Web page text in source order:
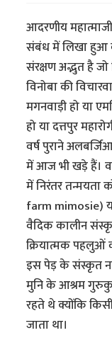
आदरणीय
संबंध में लिखा हुआ
संरक्षण अद्भुत है जो
विनोबा की
मगनवाड़ी हो या
हो या दत्तपुर
वर्ष पुराने
में आज भी खड़े हैं।
में निरंतर तन्मयता
farm mimosie)
वैदिक कालीन
क्रियात्मक पहलुओं
इस पेड़ के संस्कृत
मुनि के आश्रम
रहते थे क्योंकि
जाता था।